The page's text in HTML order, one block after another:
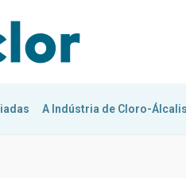
A Indústria de Cloro-Álcalis